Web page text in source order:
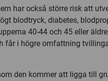
har också större risk att
blodtryck, diabetes,
40-44 och 45 eller
får i högre omfattning
den kommer att ligga till